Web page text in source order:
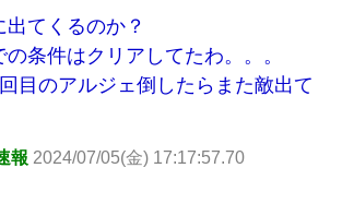
てくるのか？
の条件はクリアしてたわ。。。
目のアルジェ倒したらまた敵出て
報 2024/07/05(金) 17:17:57.70